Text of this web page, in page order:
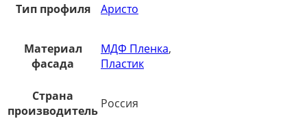
Тип профиля Аристо
Материал
фасада
МДФ Пленка,
Пластик
Страна
производитель Россия